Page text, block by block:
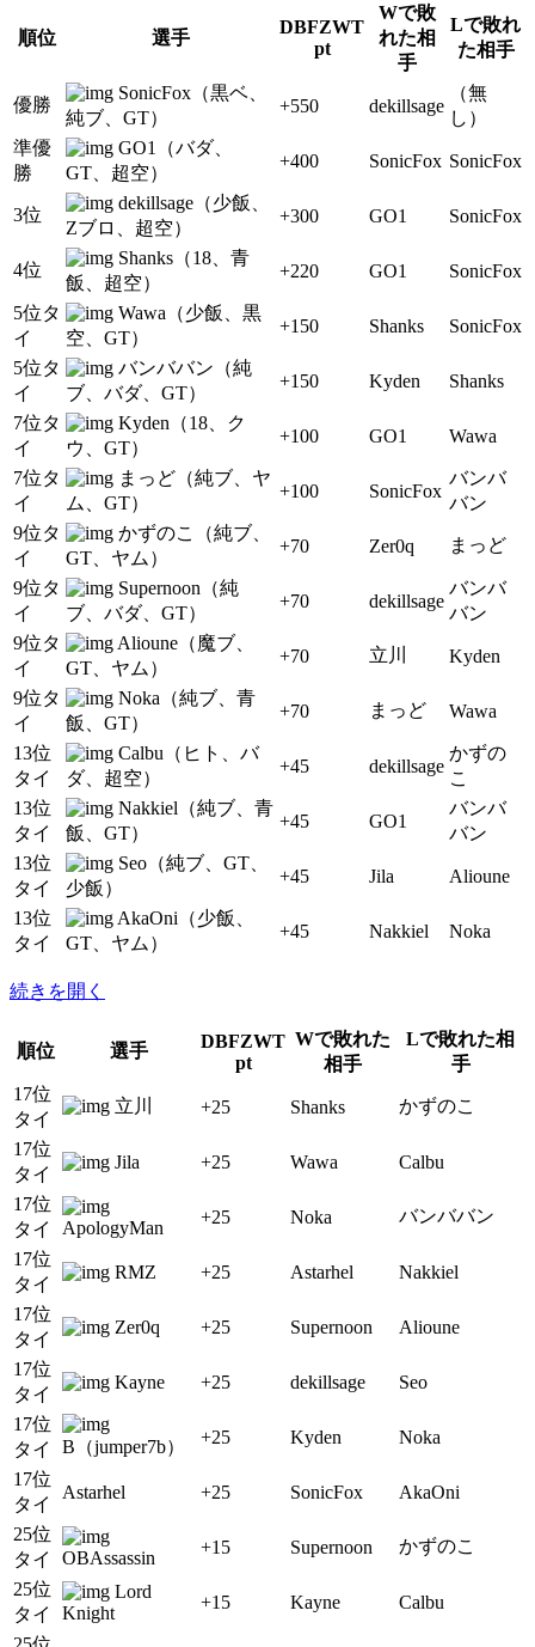
順位 選手
DBFZWT
pt
Wで敗
れた相
手
Lで敗れ
た相手
優勝
SonicFox（黒ベ、
純ブ、GT）
+550 dekillsage
（無
し）
準優
勝
GO1（バダ、
GT、超空）
+400 SonicFox SonicFox
3位
dekillsage（少飯、
Zブロ、超空）
+300 GO1 SonicFox
4位
Shanks（18、青
飯、超空）
+220 GO1 SonicFox
5位タ
イ
Wawa（少飯、黒
空、GT）
+150 Shanks SonicFox
5位タ
イ
バンババン（純
ブ、バダ、GT）
+150 Kyden Shanks
7位タ
イ
Kyden（18、ク
ウ、GT）
+100 GO1 Wawa
7位タ
イ
まっど（純ブ、ヤ
ム、GT）
+100 SonicFox
バンバ
バン
9位タ
イ
かずのこ（純ブ、
GT、ヤム）
+70 Zer0q まっど
9位タ
イ
Supernoon（純
ブ、バダ、GT）
+70 dekillsage
バンバ
バン
9位タ
イ
Alioune（魔ブ、
GT、ヤム）
+70 立川 Kyden
9位タ
イ
Noka（純ブ、青
飯、GT）
+70 まっど Wawa
13位
タイ
Calbu（ヒト、バ
ダ、超空）
+45 dekillsage
かずの
こ
13位
タイ
Nakkiel（純ブ、青
飯、GT）
+45 GO1
バンバ
バン
13位
タイ
Seo（純ブ、GT、
少飯）
+45 Jila Alioune
13位
タイ
AkaOni（少飯、
GT、ヤム）
+45 Nakkiel Noka
続きを開く
順位 選手
DBFZWT
pt
Wで敗れた
相手
Lで敗れた相
手
17位
タイ
立川 +25 Shanks かずのこ
17位
タイ
Jila +25 Wawa Calbu
17位
タイ
ApologyMan
+25 Noka バンババン
17位
タイ
RMZ +25 Astarhel Nakkiel
17位
タイ
Zer0q +25 Supernoon Alioune
17位
タイ
Kayne +25 dekillsage Seo
17位
タイ
B（jumper7b） +25 Kyden Noka
17位
タイ
Astarhel +25 SonicFox AkaOni
25位
タイ
OBAssassin
+15 Supernoon かずのこ
25位
タイ
Lord
Knight
+15 Kayne Calbu